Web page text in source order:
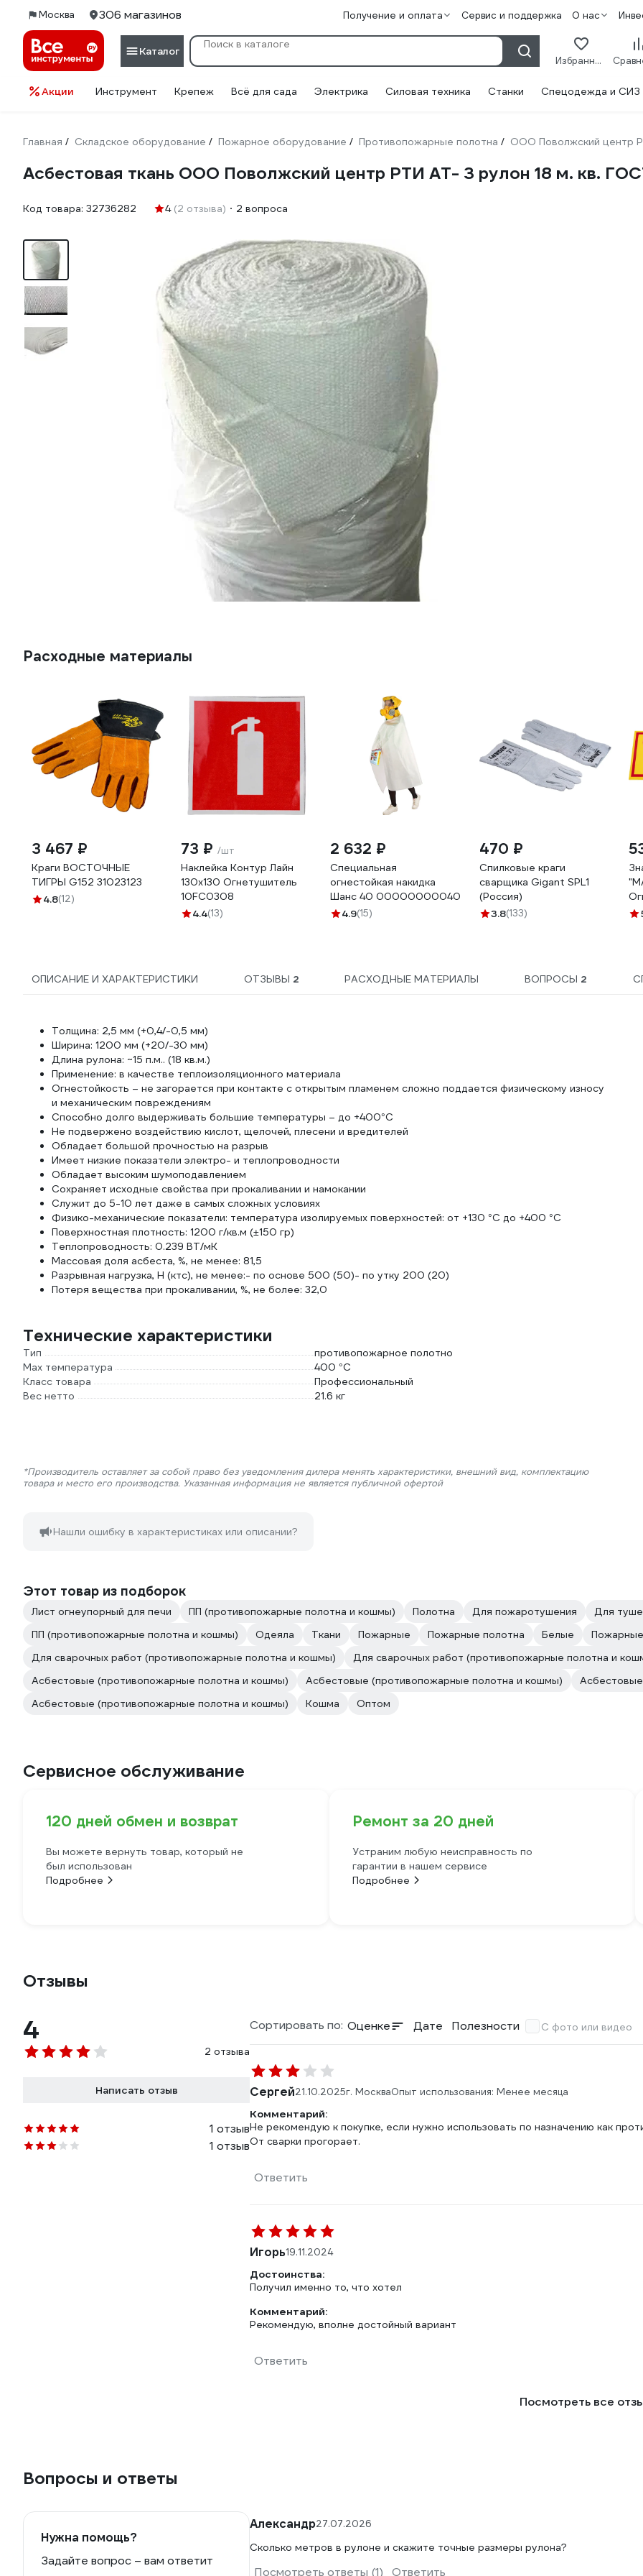
Москва 306 магазинов Получение и оплата Сервис и поддержка О нас
Каталог
Избранное
Акции Инструмент Крепеж Всё для сада Электрика Силовая техника Станки Спецодежда и СИЗ
Главная / Складское оборудование / Пожарное оборудование / Противопожарные полотна / ООО Поволжский центр
Асбестовая ткань ООО Поволжский центр РТИ АТ- 3 рулон 18 м. кв.
Код товара: 32736282 4 (2 отзыва) 2 вопроса
Расходные материалы
3 467 ₽
Краги ВОСТОЧНЫЕ
ТИГРЫ G152 31023123
4.8(12)
73 ₽ /шт
Наклейка Контур Лайн
130х130 Огнетушитель
10FC0308
4.4(13)
2 632 ₽
Специальная
огнестойкая накидка
Шанс 40 00000000040
4.9(15)
470 ₽
Спилковые краги
сварщика Gigant SPL1
(Россия)
3.8(133)
ОПИСАНИЕ И ХАРАКТЕРИСТИКИ ОТЗЫВЫ 2 РАСХОДНЫЕ МАТЕРИАЛЫ ВОПРОСЫ 2
Толщина: 2,5 мм (+0,4/-0,5 мм)
Ширина: 1200 мм (+20/-30 мм)
Длина рулона: ~15 п.м.. (18 кв.м.)
Применение: в качестве теплоизоляционного материала
Огнестойкость – не загорается при контакте с открытым пламенем сложно поддается физическому износу
и механическим повреждениям
Способно долго выдерживать большие температуры – до +400°C
Не подвержено воздействию кислот, щелочей, плесени и вредителей
Обладает большой прочностью на разрыв
Имеет низкие показатели электро- и теплопроводности
Обладает высоким шумоподавлением
Сохраняет исходные свойства при прокаливании и намокании
Служит до 5-10 лет даже в самых сложных условиях
Физико-механические показатели: температура изолируемых поверхностей: от +130 °С до +400 °С
Поверхностная плотность: 1200 г/кв.м (±150 гр)
Теплопроводность: 0.239 ВТ/мК
Массовая доля асбеста, %, не менее: 81,5
Разрывная нагрузка, Н (ктс), не менее:- по основе 500 (50)- по утку 200 (20)
Потеря вещества при прокаливании, %, не более: 32,0
Технические характеристики
Тип
противопожарное полотно
Max температура
400 °С
Класс товара
Профессиональный
Вес нетто
21.6 кг
*Производитель оставляет за собой право без уведомления дилера менять характеристики, внешний вид, комплектацию
товара и место его производства. Указанная информация не является публичной офертой
Нашли ошибку в характеристиках или описании?
Этот товар из подборок
Лист огнеупорный для печи ПП (противопожарные полотна и кошмы) Полотна Для пожаротушения Для
ПП (противопожарные полотна и кошмы)
Одеяла Ткани Пожарные Пожарные полотна Белые
Для сварочных работ (противопожарные полотна и кошмы)
Для сварочных работ (противопожарные полотна и
Асбестовые (противопожарные полотна и кошмы)
Асбестовые (противопожарные полотна и кошмы)
Асбестовые (противопожарные полотна и кошмы)
Кошма Оптом
Сервисное обслуживание
120 дней обмен и возврат
Вы можете вернуть товар, который не
был использован
Подробнее
Ремонт за 20 дней
Устраним любую неисправность по
гарантии в нашем сервисе
Подробнее
Отзывы
4
2 отзыва
Написать отзыв
1 отзыв
1 отзыв
Сортировать по: Оценке Дате Полезности С фото или видео
Сергей21.10.2025г. МоскваОпыт использования: Менее месяца
Комментарий:
Не рекомендую к покупке, если нужно использовать по назначению как
От сварки прогорает.
Ответить
Игорь19.11.2024
Достоинства:
Получил именно то, что хотел
Комментарий:
Рекомендую, вполне достойный вариант
Ответить
Посмотреть все
Вопросы и ответы
Нужна помощь?
Задайте вопрос – вам ответит
Александр27.07.2026
Сколько метров в рулоне и скажите точные размеры рулона?
Посмотреть ответы (1) Ответить